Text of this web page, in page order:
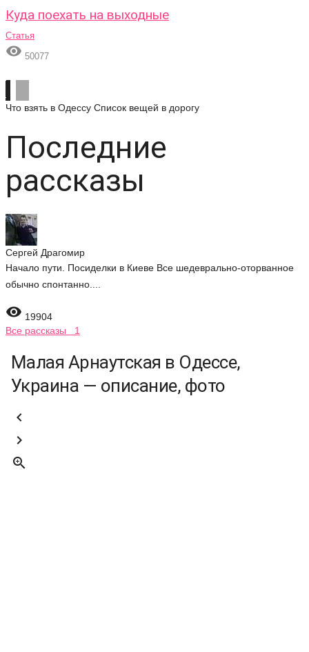
Куда поехать на выходные
Статья
 50077
Что взять в Одессу Список вещей в дорогу
Последние
рассказы
Сергей Драгомир
Начало пути. Посиделки в Киеве Все шедеврально-оторванное
обычно спонтанно....
 19904
Все рассказы 1
Малая Арнаутская в Одессе,
Украина — описание, фото


